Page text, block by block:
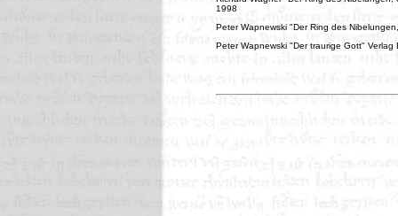
1998
Peter Wapnewski "Der Ring des
Peter Wapnewski "Der traurige Gott"